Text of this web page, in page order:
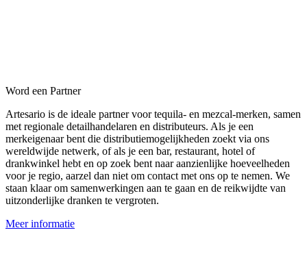
Word een Partner
Artesario is de ideale partner voor tequila- en mezcal-merken, samen
met regionale detailhandelaren en distributeurs. Als je een
merkeigenaar bent die distributiemogelijkheden zoekt via ons
wereldwijde netwerk, of als je een bar, restaurant, hotel of
drankwinkel hebt en op zoek bent naar aanzienlijke hoeveelheden
voor je regio, aarzel dan niet om contact met ons op te nemen. We
staan klaar om samenwerkingen aan te gaan en de reikwijdte van
uitzonderlijke dranken te vergroten.
Meer informatie